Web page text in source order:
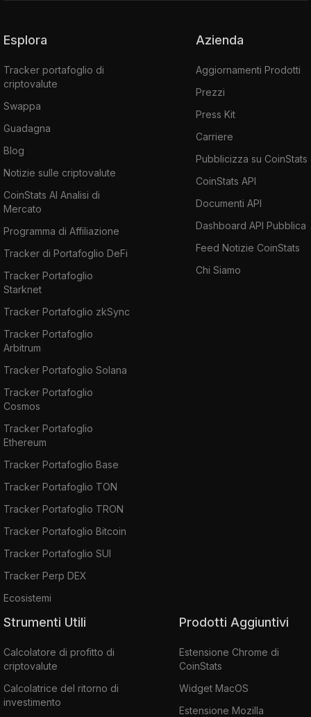
Esplora
Tracker portafoglio di
criptovalute
Swappa
Guadagna
Blog
Notizie sulle criptovalute
CoinStats AI Analisi di
Mercato
Programma di Affiliazione
Tracker di Portafoglio DeFi
Tracker Portafoglio
Starknet
Tracker Portafoglio zkSync
Tracker Portafoglio
Arbitrum
Tracker Portafoglio Solana
Tracker Portafoglio
Cosmos
Tracker Portafoglio
Ethereum
Tracker Portafoglio Base
Tracker Portafoglio TON
Tracker Portafoglio TRON
Tracker Portafoglio Bitcoin
Tracker Portafoglio SUI
Tracker Perp DEX
Ecosistemi
Azienda
Aggiornamenti Prodotti
Prezzi
Press Kit
Carriere
Pubblicizza su CoinStats
CoinStats API
Documenti API
Dashboard API Pubblica
Feed Notizie CoinStats
Chi Siamo
Strumenti Utili
Calcolatore di profitto di
criptovalute
Calcolatrice del ritorno di
investimento
Prodotti Aggiuntivi
Estensione Chrome di
CoinStats
Widget MacOS
Estensione Mozilla